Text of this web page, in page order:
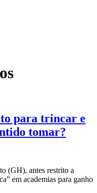
para trincar e
tomar?
(GH), antes restrito a
em academias para ganho